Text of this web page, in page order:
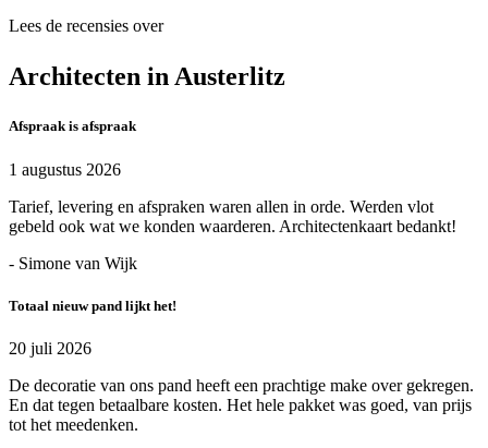
Lees de recensies over
Architecten in Austerlitz
Afspraak is afspraak
1 augustus 2026
Tarief, levering en afspraken waren allen in orde. Werden vlot
gebeld ook wat we konden waarderen. Architectenkaart bedankt!
- Simone van Wijk
Totaal nieuw pand lijkt het!
20 juli 2026
De decoratie van ons pand heeft een prachtige make over gekregen.
En dat tegen betaalbare kosten. Het hele pakket was goed, van prijs
tot het meedenken.